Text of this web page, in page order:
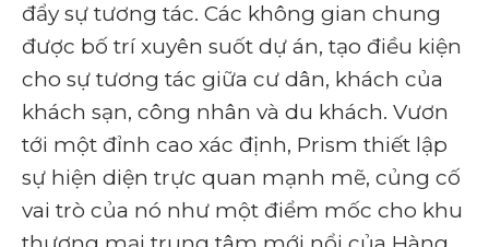
đẩy sự tương tác. Các không gian chung
được bố trí xuyên suốt dự án, tạo điều kiện
cho sự tương tác giữa cư dân, khách của
khách sạn, công nhân và du khách. Vươn
tới một đỉnh cao xác định, Prism thiết lập
sự hiện diện trực quan mạnh mẽ, củng cố
vai trò của nó như một điểm mốc cho khu